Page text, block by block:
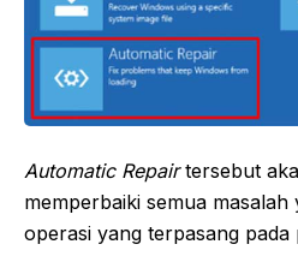
Automatic Repairtersebut
memperbaiki semua masalah
operasi yang terpasang pada